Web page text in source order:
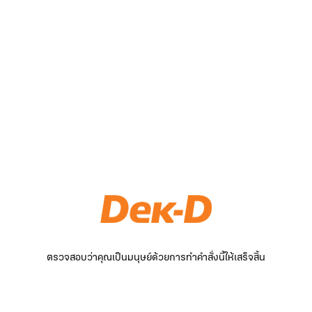
ตรวจสอบว่าคุณเป็นมนุษย์ด้วยการทำคำสั่งนี้ให้เสร็จสิ้น